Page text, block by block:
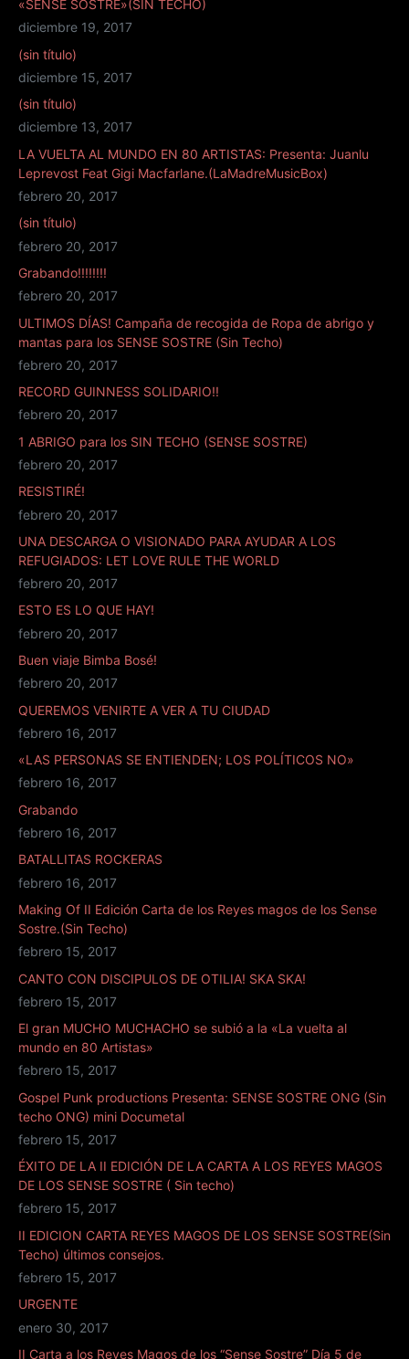
«SENSE SOSTRE»(SIN TECHO)
diciembre 19, 2017
(sin título)
diciembre 15, 2017
(sin título)
diciembre 13, 2017
LA VUELTA AL MUNDO EN 80 ARTISTAS: Presenta: Juanlu
Leprevost Feat Gigi Macfarlane.(LaMadreMusicBox)
febrero 20, 2017
(sin título)
febrero 20, 2017
Grabando!!!!!!!!
febrero 20, 2017
ULTIMOS DÍAS! Campaña de recogida de Ropa de abrigo y
mantas para los SENSE SOSTRE (Sin Techo)
febrero 20, 2017
RECORD GUINNESS SOLIDARIO!!
febrero 20, 2017
1 ABRIGO para los SIN TECHO (SENSE SOSTRE)
febrero 20, 2017
RESISTIRÉ!
febrero 20, 2017
UNA DESCARGA O VISIONADO PARA AYUDAR A LOS
REFUGIADOS: LET LOVE RULE THE WORLD
febrero 20, 2017
ESTO ES LO QUE HAY!
febrero 20, 2017
Buen viaje Bimba Bosé!
febrero 20, 2017
QUEREMOS VENIRTE A VER A TU CIUDAD
febrero 16, 2017
«LAS PERSONAS SE ENTIENDEN; LOS POLÍTICOS NO»
febrero 16, 2017
Grabando
febrero 16, 2017
BATALLITAS ROCKERAS
febrero 16, 2017
Making Of II Edición Carta de los Reyes magos de los Sense
Sostre.(Sin Techo)
febrero 15, 2017
CANTO CON DISCIPULOS DE OTILIA! SKA SKA!
febrero 15, 2017
El gran MUCHO MUCHACHO se subió a la «La vuelta al
mundo en 80 Artistas»
febrero 15, 2017
Gospel Punk productions Presenta: SENSE SOSTRE ONG (Sin
techo ONG) mini Documetal
febrero 15, 2017
ÉXITO DE LA II EDICIÓN DE LA CARTA A LOS REYES MAGOS
DE LOS SENSE SOSTRE ( Sin techo)
febrero 15, 2017
II EDICION CARTA REYES MAGOS DE LOS SENSE SOSTRE(Sin
Techo) últimos consejos.
febrero 15, 2017
URGENTE
enero 30, 2017
II Carta a los Reyes Magos de los “Sense Sostre” Día 5 de